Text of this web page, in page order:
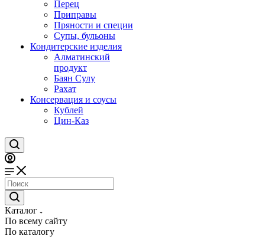
Перец
Приправы
Пряности и специи
Супы, бульоны
Кондитерские изделия
Алматинский
продукт
Баян Сулу
Рахат
Консервация и соусы
Кублей
Цин-Каз
Каталог
По всему сайту
По каталогу